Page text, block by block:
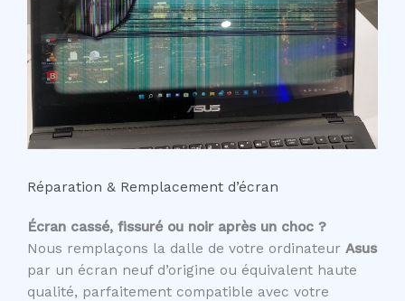
Réparation & Remplacement d’écran
Écran cassé, fissuré ou noir après un choc ?
Nous remplaçons la dalle de votre ordinateur Asus
par un écran neuf d’origine ou équivalent haute
qualité, parfaitement compatible avec votre